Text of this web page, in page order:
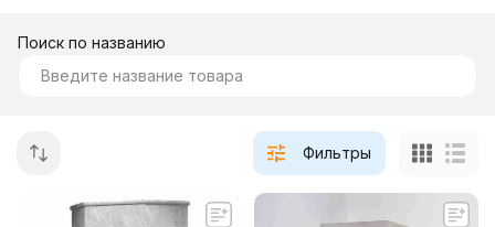
Поиск по названию
Фильтры